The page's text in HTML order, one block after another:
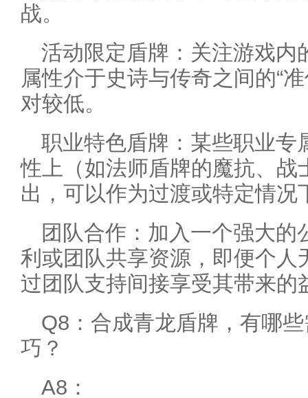
战。
活动限定盾牌：关注游戏内
属性介于史诗与传奇之间的“
对较低。
职业特色盾牌：某些职业专
性上（如法师盾牌的魔抗、战
出，可以作为过渡或特定情况
团队合作：加入一个强大
利或团队共享资源，即便个人
过团队支持间接享受其带来的
Q8：合成青龙盾牌，有哪
巧？
A8：